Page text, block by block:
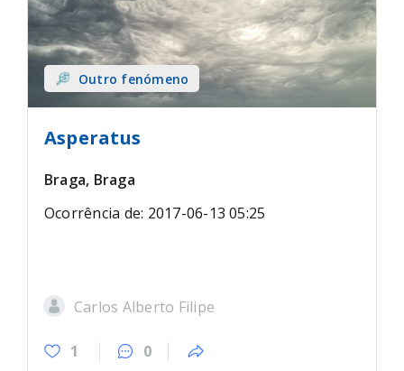
Outro fenómeno
Asperatus
Braga, Braga
Ocorrência de: 2017-06-13 05:25
Carlos Alberto Filipe
1 0